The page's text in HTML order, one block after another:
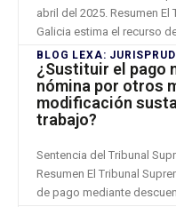
abril del 2025. Resumen El Tribunal Superior de Justicia de
Galicia estima el recurso
BLOG LEXA:
¿Sustituir el pago
nómina por otros
modificación
trabajo?
Sentencia del Tribunal
Resumen El Tribunal Supremo concluye que eliminar la opción
de pago mediante